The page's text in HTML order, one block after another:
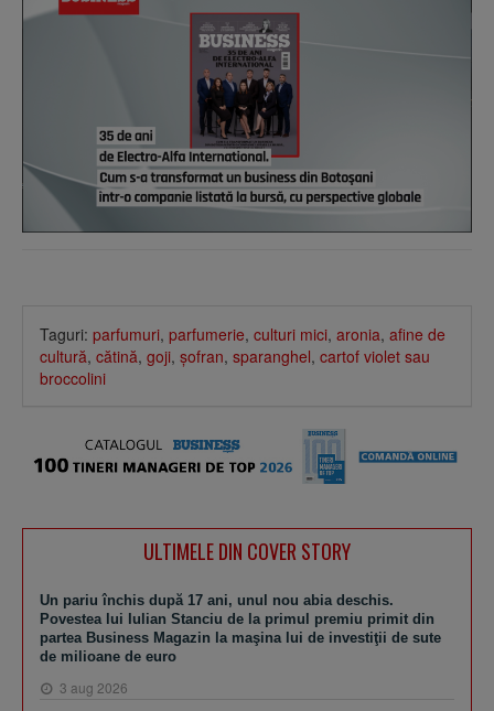
Taguri: parfumuri, parfumerie, culturi mici, aronia, afine de
cultură, cătină, goji, şofran, sparanghel, cartof violet sau
broccolini
ULTIMELE DIN COVER STORY
Un pariu închis după 17 ani, unul nou abia deschis.
Povestea lui Iulian Stanciu de la primul premiu primit din
partea Business Magazin la maşina lui de investiţii de sute
de milioane de euro
3 aug 2026